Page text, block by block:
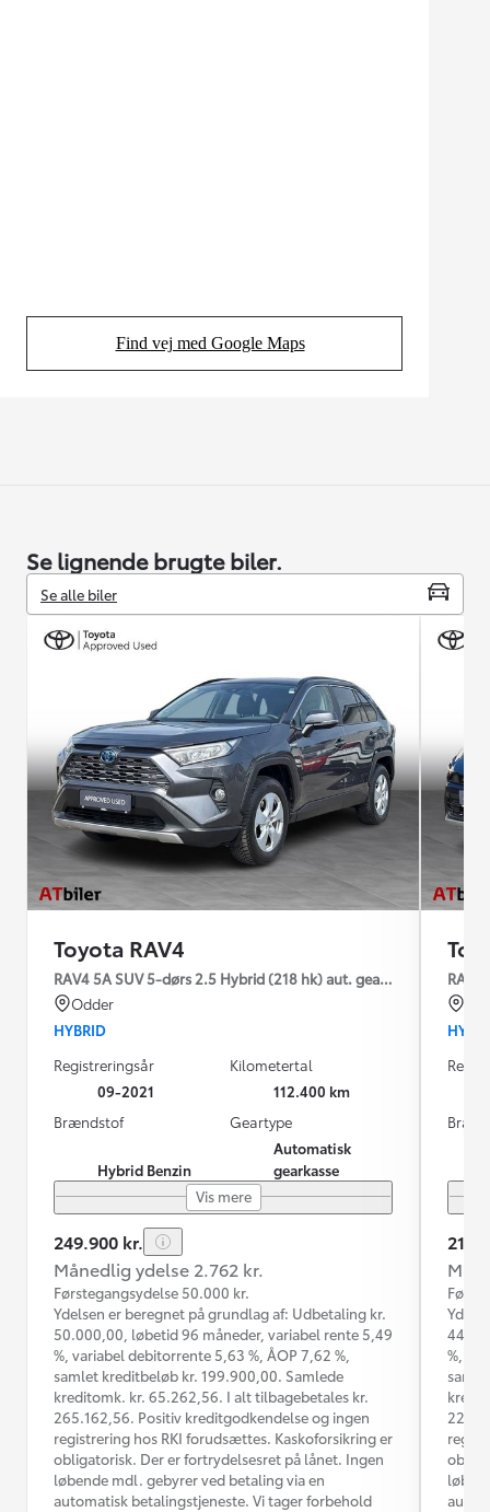
Find vej med Google Maps
(Opens in new tab)
Se lignende brugte biler.
Se alle biler
Toyota RAV4
RAV4 5A SUV 5-dørs 2.5 Hybrid (218 hk) aut. gear H3 - Comfort
Odder
HYBRID
Registreringsår
09-2021
Kilometertal
112.400 km
Brændstof
Hybrid Benzin
Geartype
Automatisk
gearkasse
Vis mere
249.900 kr.
Månedlig ydelse 2.762 kr.
Førstegangsydelse 50.000 kr.
Ydelsen er beregnet på grundlag af: Udbetaling kr.
50.000,00, løbetid 96 måneder, variabel rente 5,49
%, variabel debitorrente 5,63 %, ÅOP 7,62 %,
samlet kreditbeløb kr. 199.900,00. Samlede
kreditomk. kr. 65.262,56. I alt tilbagebetales kr.
265.162,56. Positiv kreditgodkendelse og ingen
registrering hos RKI forudsættes. Kaskoforsikring er
obligatorisk. Der er fortrydelsesret på lånet. Ingen
løbende mdl. gebyrer ved betaling via en
automatisk betalingstjeneste. Vi tager forbehold
%,